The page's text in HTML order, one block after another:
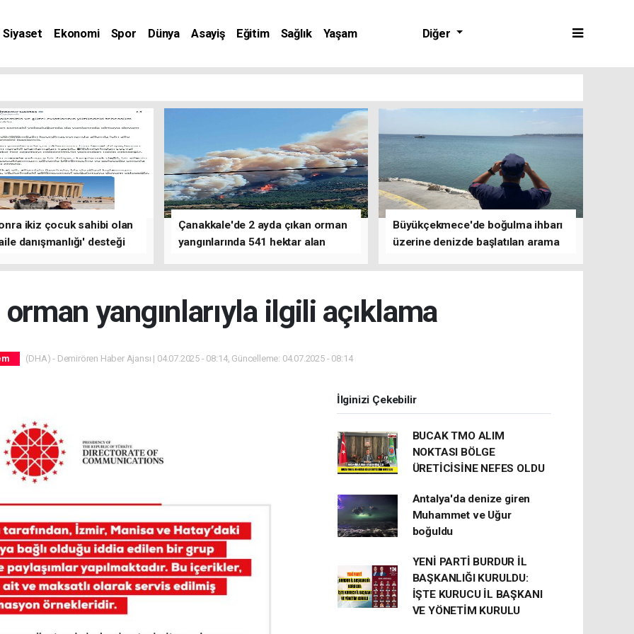
Siyaset Ekonomi Spor Dünya Asayiş Eğitim Sağlık
Yaşam
Diğer
ikiz çocuk sahibi olan
danışmanlığı' desteği
Çanakkale'de 2 ayda çıkan orman
yangınlarında 541 hektar alan
Büyükçekmece'de boğulma ihbarı
üzerine denizde başlatılan arama
yangınlarıyla ilgili açıklama
(DHA) - Demirören Haber Ajansı | 04.07.2025 - 08:14, Güncelleme: 04.07.2025 - 08:14
İlginizi Çekebilir
BUCAK TMO ALIM
NOKTASI BÖLGE
ÜRETİCİSİNE NEFES OLDU
Antalya'da denize giren
Muhammet ve Uğur
boğuldu
YENİ PARTİ BURDUR İL
BAŞKANLIĞI KURULDU:
İŞTE KURUCU İL BAŞKANI
VE YÖNETİM KURULU